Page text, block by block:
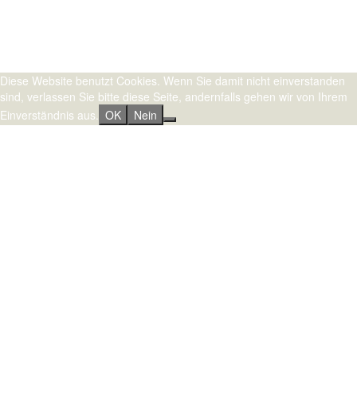
Diese Website benutzt Cookies. Wenn Sie damit nicht einverstanden
sind, verlassen Sie bitte diese Seite, andernfalls gehen wir von Ihrem
Einverständnis aus. OK Nein